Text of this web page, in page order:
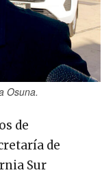
Osuna.
de
de
Sur